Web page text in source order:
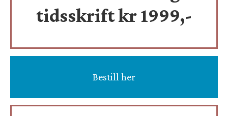
tidsskriftkr 1999,-
Bestill her